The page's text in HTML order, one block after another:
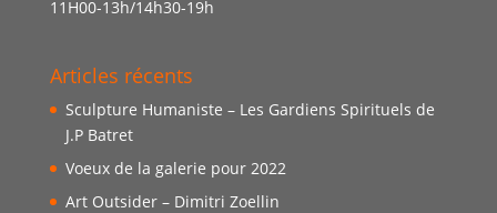
11H00-13h/14h30-19h
Articles récents
Sculpture Humaniste – Les Gardiens Spirituels de
J.P Batret
Voeux de la galerie pour 2022
Art Outsider – Dimitri Zoellin